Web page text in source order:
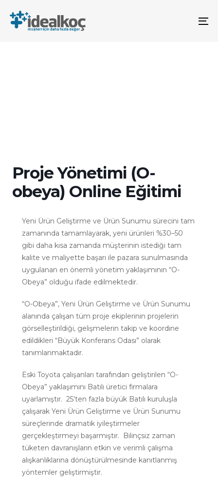
atla
gezinme
bölümüne
Proje Yönetimi (O-
obeya) Online Eğitimi
Yeni Ürün Geliştirme ve Ürün Sunumu sürecini tam
zamanında tamamlayarak, yeni ürünleri %30–50
gibi daha kısa zamanda müşterinin istediği tam
kalite ve maliyette başarı ile pazara sunulmasında
uygulanan en önemli yönetim yaklaşımının “O-
Obeya” olduğu ifade edilmektedir.
“O-Obeya”, Yeni Ürün Geliştirme ve Ürün Sunumu
alanında çalışan tüm proje ekiplerinin projelerin
görselleştirildiği, gelişmelerin takip ve koordine
edildikleri “Büyük Konferans Odası” olarak
tanımlanmaktadır.
Eski Toyota çalışanları tarafından geliştirilen “O-
Obeya” yaklaşımını Batılı üretici firmalara
uyarlamıştır. 25’ten fazla büyük Batılı kuruluşla
çalışarak Yeni Ürün Geliştirme ve Ürün Sunumu
süreçlerinde dramatik iyileştirmeler
gerçekleştirmeyi başarmıştır. Bilinçsiz zaman
tüketen davranışların etkin ve verimli çalışma
alışkanlıklarına dönüştürülmesinde kanıtlanmış
yöntemler geliştirmiştir.